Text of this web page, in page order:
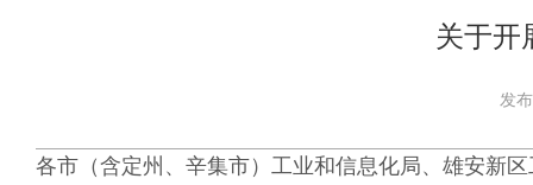
关于开
发
各市（含定州、辛集市）工业和信息化局、雄安新